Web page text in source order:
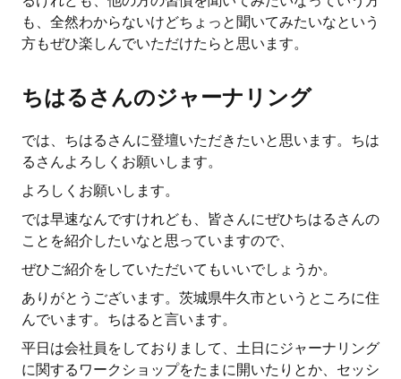
も、全然わからないけどちょっと聞いてみたいなという
方もぜひ楽しんでいただけたらと思います。
ちはるさんのジャーナリング
では、ちはるさんに登壇いただきたいと思います。ちは
るさんよろしくお願いします。
よろしくお願いします。
では早速なんですけれども、皆さんにぜひちはるさんの
ことを紹介したいなと思っていますので、
ぜひご紹介をしていただいてもいいでしょうか。
ありがとうございます。茨城県牛久市というところに住
んでいます。ちはると言います。
平日は会社員をしておりまして、土日にジャーナリング
に関するワークショップをたまに開いたりとか、セッシ